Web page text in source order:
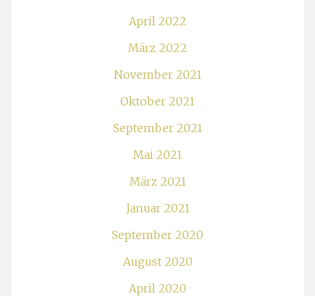
April 2022
März 2022
November 2021
Oktober 2021
September 2021
Mai 2021
März 2021
Januar 2021
September 2020
August 2020
April 2020